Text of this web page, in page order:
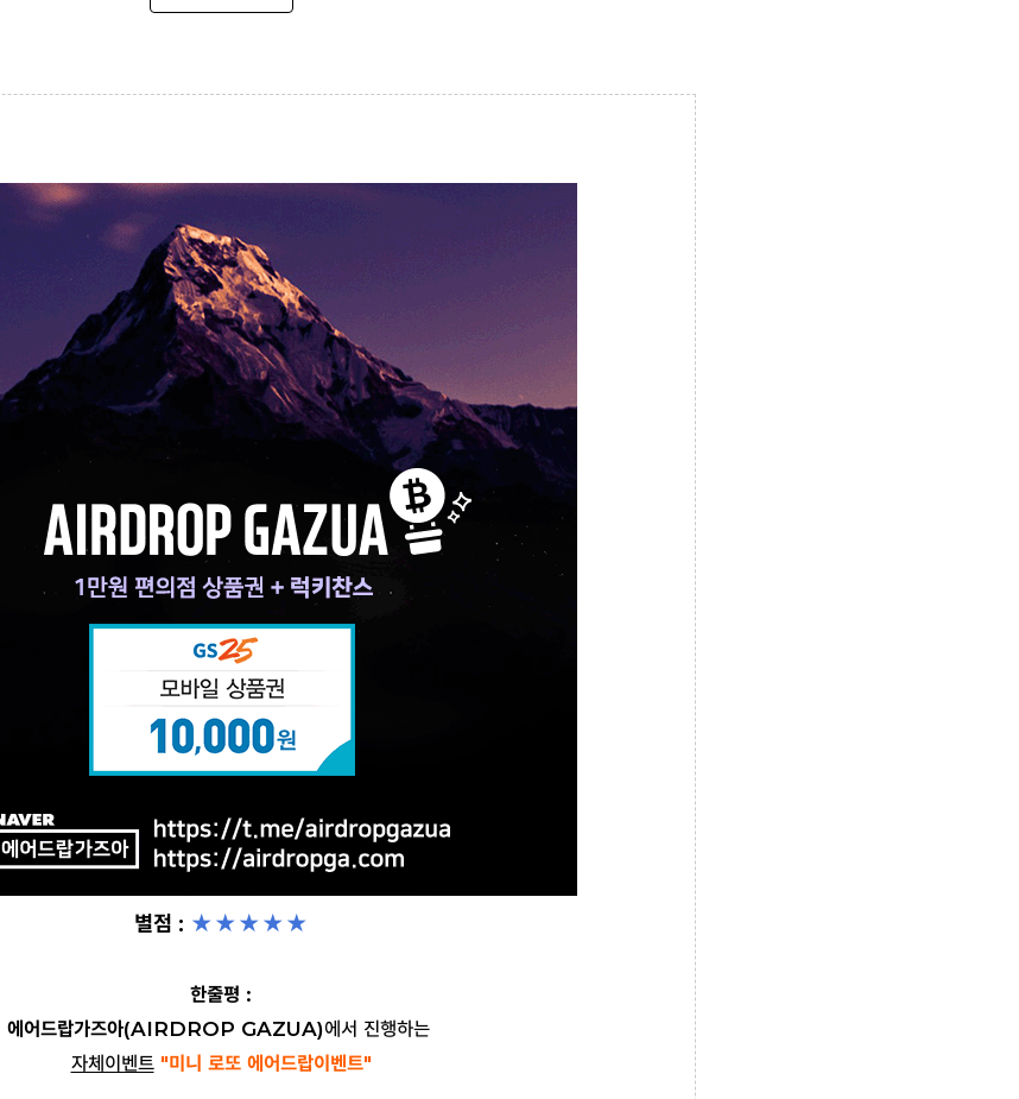
별점 : ★★★★★
한줄평 :
에어드랍가즈아(AIRDROP GAZUA)에서 진행하는
자체이벤트 "미니 로또 에어드랍이벤트"